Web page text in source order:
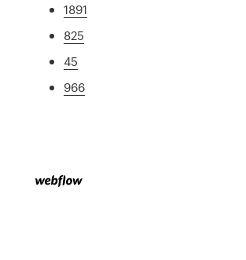
1891
825
45
966